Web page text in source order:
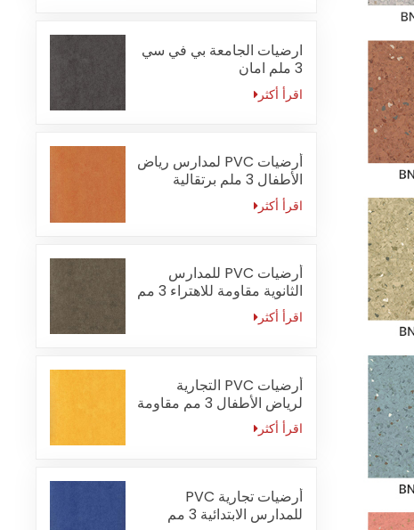
ارضيات الجامعة بي في سي
3 ملم امان
اقرأ أكثر
أرضيات PVC لمدارس رياض
الأطفال 3 ملم برتقالية
مقاومة للحريق
اقرأ أكثر
أرضيات PVC للمدارس
الثانوية مقاومة للاهتراء 3 مم
اقرأ أكثر
أرضيات PVC التجارية
لرياض الأطفال 3 مم مقاومة
للماء
اقرأ أكثر
أرضيات تجارية PVC
للمدارس الابتدائية 3 مم